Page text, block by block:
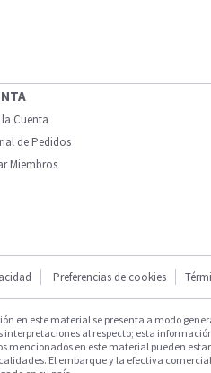
Cuenta
de Pedidos
Miembros
Preferencias de cookies
en este material se presenta a modo
interpretaciones al respecto; esta
mencionados en este material pueden
El embarque y la efectiva